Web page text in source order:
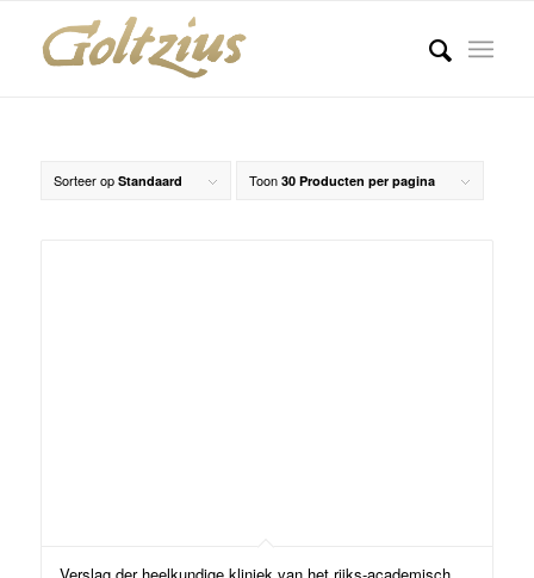
Sorteer op Standaard Toon 30 Producten per pagina